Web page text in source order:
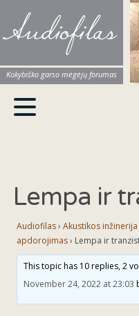
Audiofilas
Kokybiško garso mėgėjų forumas
Lempa ir
Audiofilas› Akustikos inžinerija
apdorojimas› Lempa ir
This topic has 10 replies, 2
November 24, 2022 at 23:03